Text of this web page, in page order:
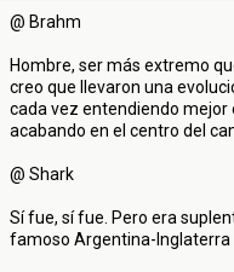
@ Brahm
Hombre, ser más extremo
creo que llevaron una
cada vez entendiendo mejor
acabando en el centro del
@ Shark
Sí fue, sí fue. Pero era
famoso Argentina-Inglaterra